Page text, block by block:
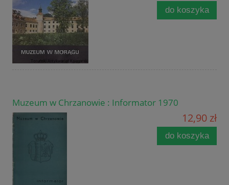
do koszyka
Muzeum w Chrzanowie : Informator 1970
12,90 zł
do koszyka